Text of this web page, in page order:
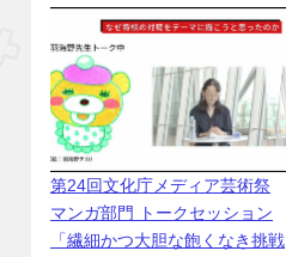
第24回文化庁メディア芸術祭
マンガ部門 トークセッション
「繊細かつ大胆な飽くなき挑戦